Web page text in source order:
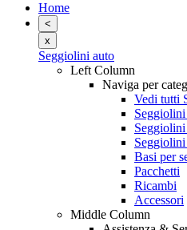
Home
<
x
Seggiolini auto
Left Column
Naviga per
Vedi tutti
Basi per
Pacchetti
Ricambi
Accessori
Middle Column